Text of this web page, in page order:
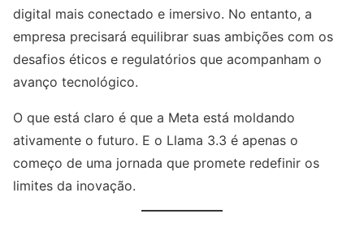
digital mais conectado e imersivo. No entanto, a
empresa precisará equilibrar suas ambições com os
desafios éticos e regulatórios que acompanham o
avanço tecnológico.
O que está claro é que a Meta está moldando
ativamente o futuro. E o Llama 3.3 é apenas o
começo de uma jornada que promete redefinir os
limites da inovação.